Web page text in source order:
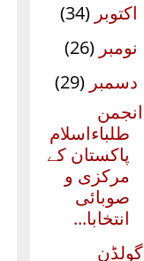
اکتوبر (34)
نومبر (26)
دسمبر (29)
انجمن
طلباءاسلام
پاکستان کے
مرکزی و
صوبائی
انتخابا...
ﮔﻮﻟﮉﻥ